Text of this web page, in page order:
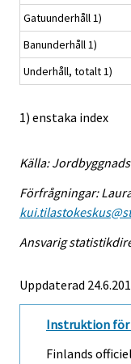
Gatuunderhåll 1)
Banunderhåll 1)
Underhåll, totalt 1)
1) enstaka index
Källa:
Förfrågningar:
Ansvarig
Uppdaterad
Instruktion för
Finlands